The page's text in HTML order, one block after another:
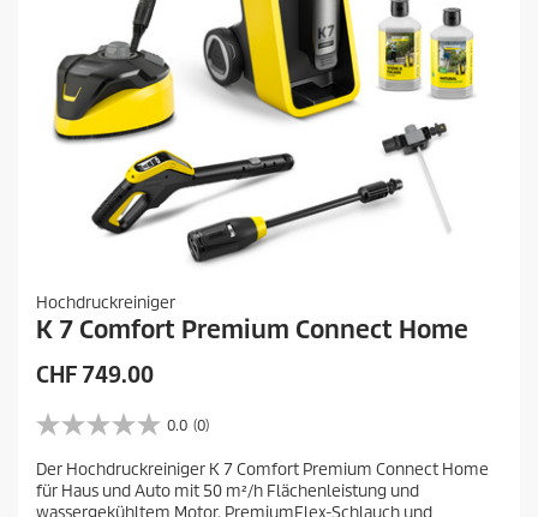
Hochdruckreiniger
K 7 Comfort Premium Connect Home
A
t
e
l
CHF 749.00
0.0 (0)
0
0
v
Der Hochdruckreiniger K 7 Comfort Premium Connect Home
für Haus und Auto mit 50 m²/h Flächenleistung und
wassergekühltem Motor, PremiumFlex-Schlauch und